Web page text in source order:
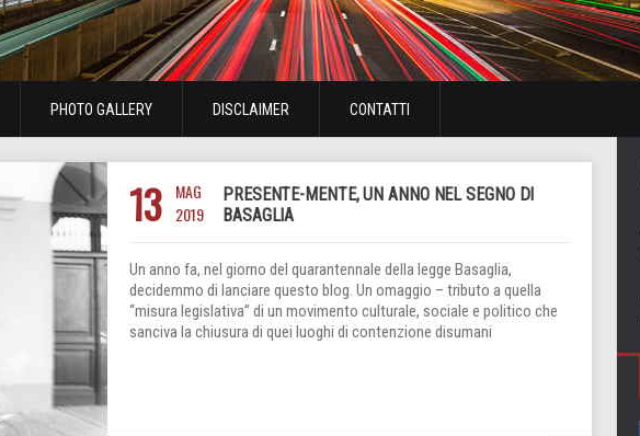
PHOTO GALLERY DISCLAIMER CONTATTI
13
MAG
2019
PRESENTE-MENTE, UN ANNO NEL SEGNO DI
BASAGLIA
Un anno fa, nel giorno del quarantennale della legge Basaglia,
decidemmo di lanciare questo blog. Un omaggio – tributo a quella
“misura legislativa” di un movimento culturale, sociale e politico che
sanciva la chiusura di quei luoghi di contenzione disumani